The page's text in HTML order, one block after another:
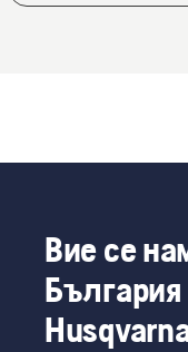
Вие се
България